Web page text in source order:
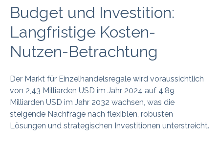
Budget und Investition:
Langfristige Kosten-
Nutzen-Betrachtung
Der Markt für Einzelhandelsregale wird voraussichtlich
von 2,43 Milliarden USD im Jahr 2024 auf 4,89
Milliarden USD im Jahr 2032 wachsen, was die
steigende Nachfrage nach flexiblen, robusten
Lösungen und strategischen Investitionen unterstreicht.